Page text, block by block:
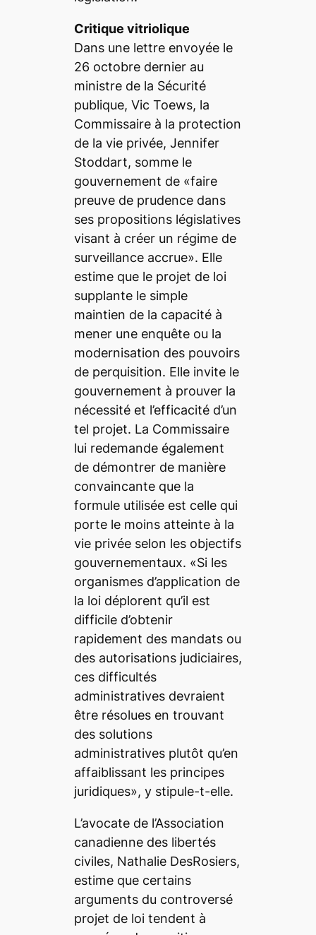
Critique vitriolique
Dans une lettre envoyée le
26 octobre dernier au
ministre de la Sécurité
publique, Vic Toews, la
Commissaire à la protection
de la vie privée, Jennifer
Stoddart, somme le
gouvernement de «faire
preuve de prudence dans
ses propositions législatives
visant à créer un régime de
surveillance accrue». Elle
estime que le projet de loi
supplante le simple
maintien de la capacité à
mener une enquête ou la
modernisation des pouvoirs
de perquisition. Elle invite le
gouvernement à prouver la
nécessité et l’efficacité d’un
tel projet. La Commissaire
lui redemande également
de démontrer de manière
convaincante que la
formule utilisée est celle qui
porte le moins atteinte à la
vie privée selon les objectifs
gouvernementaux. «Si les
organismes d’application de
la loi déplorent qu’il est
difficile d’obtenir
rapidement des mandats ou
des autorisations judiciaires,
ces difficultés
administratives devraient
être résolues en trouvant
des solutions
administratives plutôt qu’en
affaiblissant les principes
juridiques», y stipule-t-elle.
L’avocate de l’Association
canadienne des libertés
civiles, Nathalie DesRosiers,
estime que certains
arguments du controversé
projet de loi tendent à